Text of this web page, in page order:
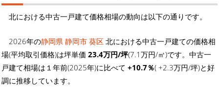
北における中古一戸建て価格相場の動向は以下の通りです。
2026年の静岡県 静岡市 葵区 北における中古一戸建ての価格相
場(平均取引価格)は坪単価 23.4万円/坪(7.1万円/㎡)です。中古一
戸建て相場は１年前(2025年)に比べて +10.7％( +2.3万円/坪)と好
調に推移しています。